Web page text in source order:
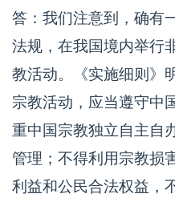
答：我们注意到，确有
法规，在我国境内举行
教活动。《实施细则》
宗教活动，应当遵守中
重中国宗教独立自主自
管理；不得利用宗教损
利益和公民合法权益，